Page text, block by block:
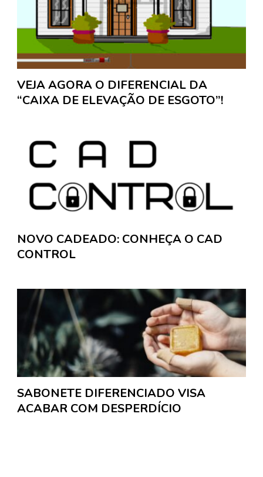
VEJA AGORA O DIFERENCIAL DA
“CAIXA DE ELEVAÇÃO DE ESGOTO”!
NOVO CADEADO: CONHEÇA O CAD
CONTROL
SABONETE DIFERENCIADO VISA
ACABAR COM DESPERDÍCIO